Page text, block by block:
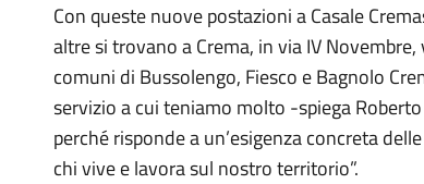
Con queste nuove postazioni a Casale
altre si trovano a Crema, in via IV
comuni di Bussolengo, Fiesco e Bagnolo
servizio a cui teniamo molto -spiega
perché risponde a un’esigenza concreta
chi vive e lavora sul nostro territorio”.